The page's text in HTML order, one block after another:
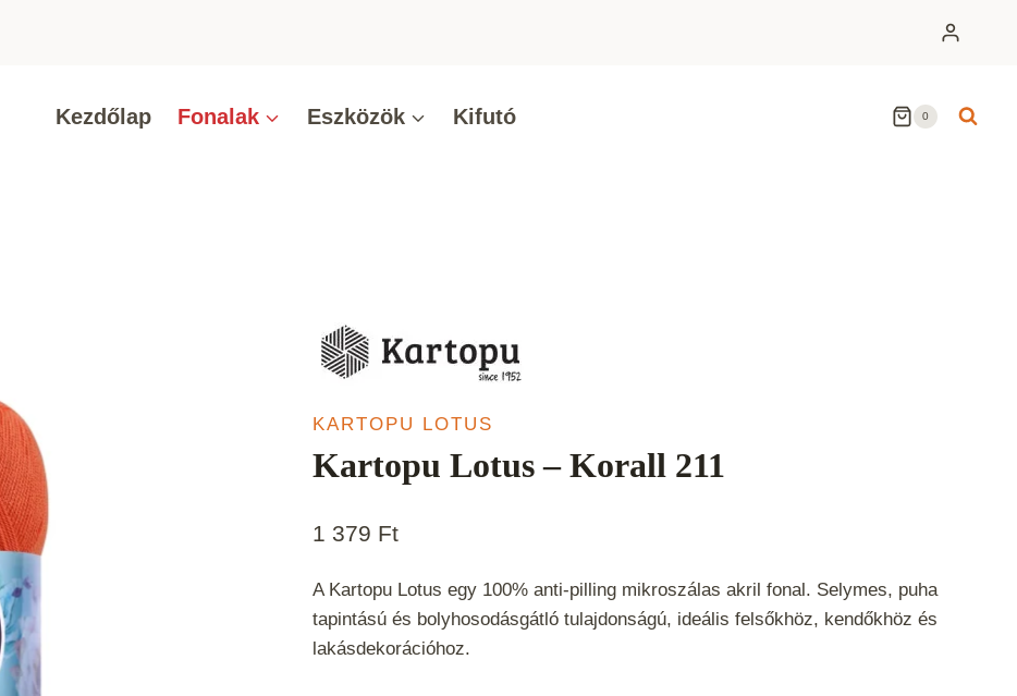
Kezdőlap Fonalak Eszközök Kifutó 0
KARTOPU LOTUS
Kartopu Lotus – Korall 211
1 379 Ft
A Kartopu Lotus egy 100% anti-pilling mikroszálas akril fonal. Selymes, puha
tapintású és bolyhosodásgátló tulajdonságú, ideális felsőkhöz, kendőkhöz és
lakásdekorációhoz.